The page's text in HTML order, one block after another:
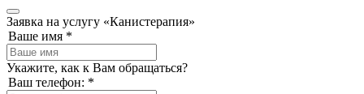
Заявка на услугу «Канистерапия»
Ваше имя *
Укажите, как к Вам обращаться?
Ваш телефон: *